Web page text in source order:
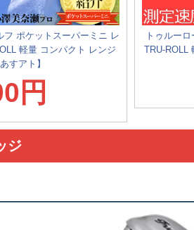
フ ポケットスーパーミニ レ
軽量 コンパクト レンジ
すアト】
円
トゥルー
TRU-ROLL
ジ